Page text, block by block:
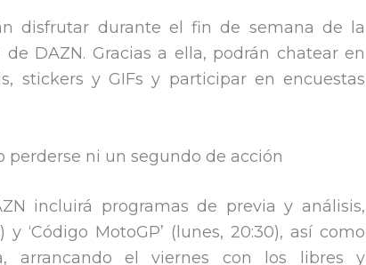
disfrutar durante el fin de semana de la
DAZN. Gracias a ella, podrán chatear en
stickers y GIFs y participar en encuestas
perderse ni un segundo de acción
incluirá programas de previa y análisis,
y ‘Código MotoGP’ (lunes, 20:30), así como
arrancando el viernes con los libres y